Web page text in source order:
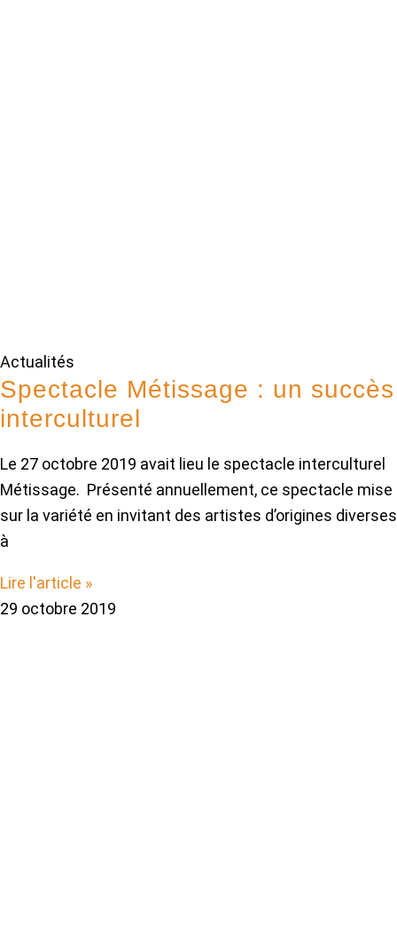
Actualités
Spectacle Métissage : un succès
interculturel
Le 27 octobre 2019 avait lieu le spectacle interculturel
Métissage. Présenté annuellement, ce spectacle mise
sur la variété en invitant des artistes d’origines diverses
à
Lire l'article »
29 octobre 2019